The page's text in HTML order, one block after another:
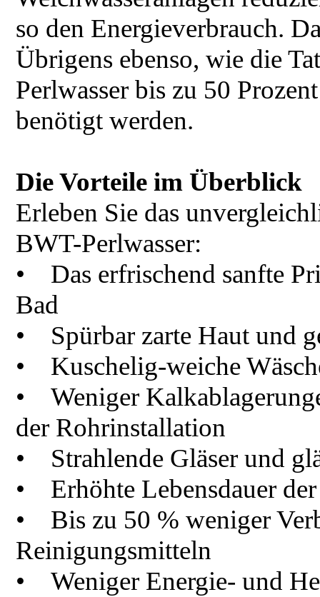
so den Energieverbrauch.
Übrigens ebenso, wie die
Perlwasser bis zu 50
benötigt werden.
Die Vorteile im Überblick
Erleben Sie das
BWT-Perlwasser:
• Das erfrischend sanfte
Bad
• Spürbar zarte Haut und
• Kuschelig-weiche
• Weniger
der Rohrinstallation
• Strahlende Gläser und
• Erhöhte Lebensdauer der
• Bis zu 50 % weniger
Reinigungsmitteln
• Weniger Energie- und